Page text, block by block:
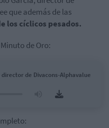
que además de las
los cíclicos pesados.
de Oro:
de Divacons-Alphavalue